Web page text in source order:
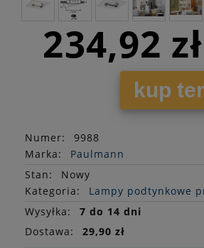
234,92 zł
kup
Numer:
9988
Marka:
Paulmann
Stan:
Nowy
Kategoria:
Lampy podtynkowe
Wysyłka:
7 do 14 dni
Dostawa:
29,90 zł